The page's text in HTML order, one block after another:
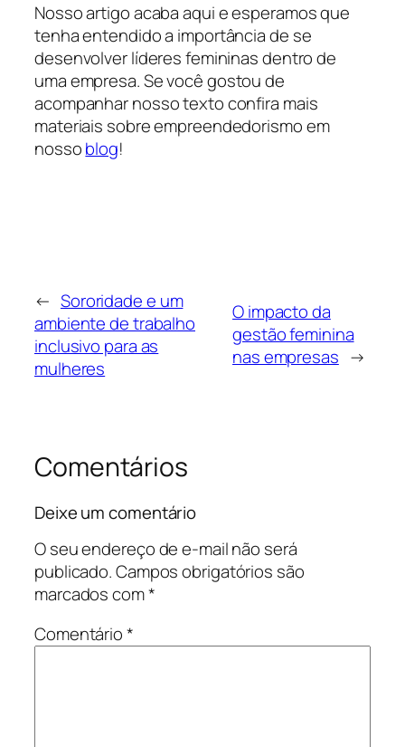
Nosso artigo acaba aqui e esperamos que
tenha entendido a importância de se
desenvolver líderes femininas dentro de
uma empresa. Se você gostou de
acompanhar nosso texto confira mais
materiais sobre empreendedorismo em
nossoblog!
← Sororidade e um
ambiente de trabalho
inclusivo para as
mulheres
O impacto da
gestão feminina
nas empresas →
Comentários
Deixe um comentário
O seu endereço de e-mail não será
publicado.Campos obrigatórios são
marcados com*
Comentário*